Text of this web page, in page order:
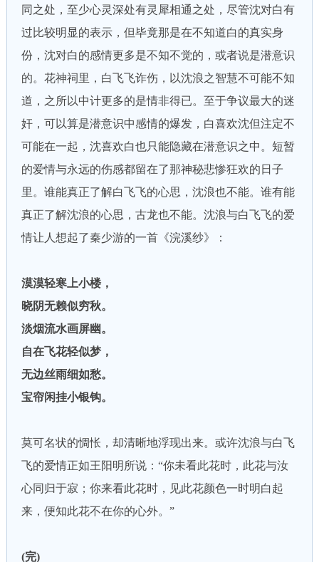
同之处，至少心灵深处有灵犀相通之处，尽管沈对白有
过比较明显的表示，但毕竟那是在不知道白的真实身
份，沈对白的感情更多是不知不觉的，或者说是潜意识
的。花神祠里，白飞飞诈伤，以沈浪之智慧不可能不知
道，之所以中计更多的是情非得已。至于争议最大的迷
奸，可以算是潜意识中感情的爆发，白喜欢沈但注定不
可能在一起，沈喜欢白也只能隐藏在潜意识之中。短暂
的爱情与永远的伤感都留在了那神秘悲惨狂欢的日子
里。谁能真正了解白飞飞的心思，沈浪也不能。谁有能
真正了解沈浪的心思，古龙也不能。沈浪与白飞飞的爱
情让人想起了秦少游的一首《浣溪纱》：
漠漠轻寒上小楼，
晓阴无赖似穷秋。
淡烟流水画屏幽。
自在飞花轻似梦，
无边丝雨细如愁。
宝帘闲挂小银钩。
莫可名状的惆怅，却清晰地浮现出来。或许沈浪与白飞
飞的爱情正如王阳明所说：“你未看此花时，此花与汝
心同归于寂；你来看此花时，见此花颜色一时明白起
来，便知此花不在你的心外。”
(完)